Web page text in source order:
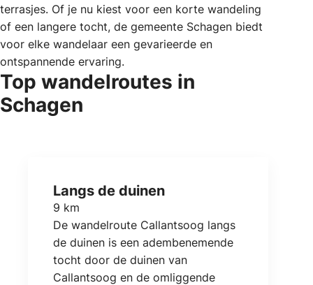
terrasjes. Of je nu kiest voor een korte wandeling
of een langere tocht, de gemeente Schagen biedt
voor elke wandelaar een gevarieerde en
ontspannende ervaring.
Top wandelroutes in
Schagen
Langs de duinen
9 km
De wandelroute Callantsoog langs
de duinen is een adembenemende
tocht door de duinen van
Callantsoog en de omliggende